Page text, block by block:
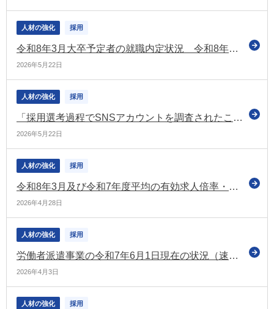
人材の強化 採用
令和8年3月大卒予定者の就職内定状況 令和8年4月現在で98％ 引き続き高水準
2026年5月22日
人材の強化 採用
「採用選考過程でSNSアカウントを調査されたことがある」21.8%（前回調査から11.1ポイント上昇）など（連合の調査）
2026年5月22日
人材の強化 採用
令和8年3月及び令和7年度平均の有効求人倍率・完全失業率を公表
2026年4月28日
人材の強化 採用
労働者派遣事業の令和7年6月1日現在の状況（速報）を公表
2026年4月3日
人材の強化 採用